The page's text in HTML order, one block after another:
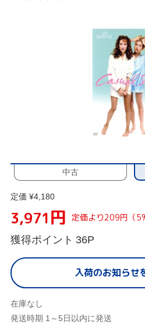
中古
定価 ¥4,180
3,971円 定価より209円（
獲得ポイント 36P
入荷のお知らせ
在庫なし
発送時期 1～5日以内に発送